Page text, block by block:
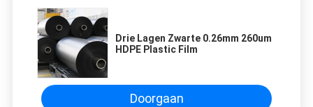
Drie Lagen Zwarte 0.26mm 260um
HDPE Plastic Film
Doorgaan